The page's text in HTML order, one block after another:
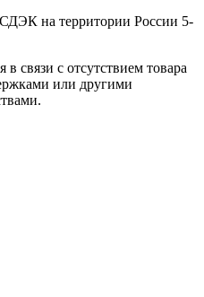
на территории России 5-
связи с отсутствием товара
или другими